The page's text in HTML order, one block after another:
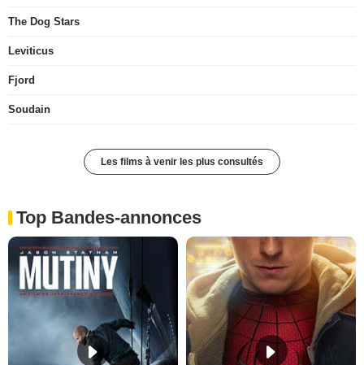
The Dog Stars
Leviticus
Fjord
Soudain
Les films à venir les plus consultés
Top Bandes-annonces